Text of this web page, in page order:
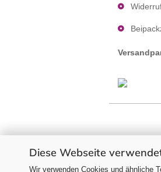
Diese Webseite
Wir verwenden Cookies und ähnliche